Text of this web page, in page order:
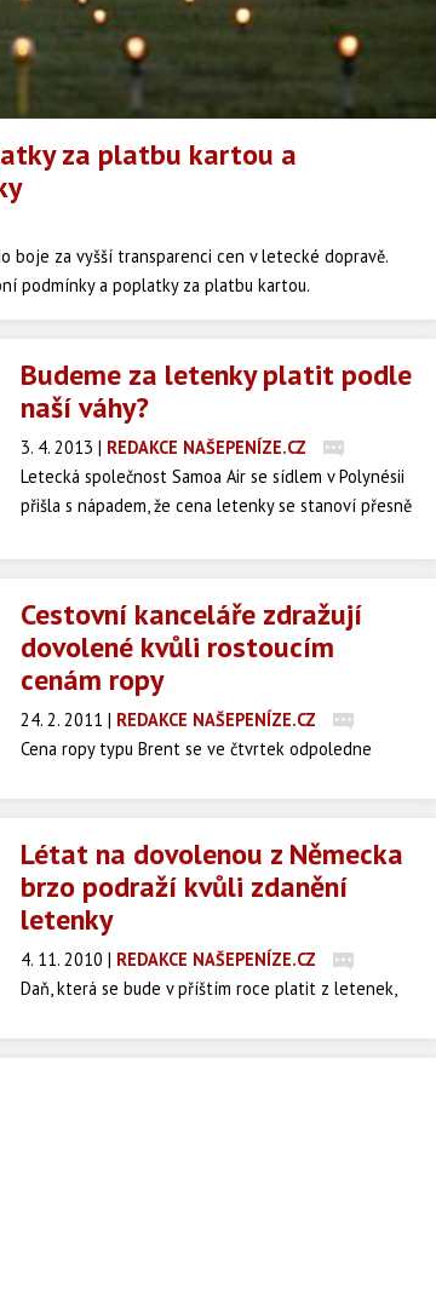
za platbu kartou a
boje za vyšší transparenci cen v letecké dopravě.
podmínky a poplatky za platbu kartou.
Budeme za letenky platit podle
naší váhy?
3. 4. 2013 | REDAKCE NAŠEPENÍZE.CZ
Letecká společnost Samoa Air se sídlem v Polynésii
přišla s nápadem, že cena letenky se stanoví přesně
Informoval o tom v úterý server BBC.
Cestovní kanceláře zdražují
dovolené kvůli rostoucím
cenám ropy
24. 2. 2011 | REDAKCE NAŠEPENÍZE.CZ
Cena ropy typu Brent se ve čtvrtek odpoledne
není letos v souvislosti s krizí v arabském světě
Létat na dovolenou z Německa
brzo podraží kvůli zdanění
letenky
4. 11. 2010 | REDAKCE NAŠEPENÍZE.CZ
Daň, která se bude v příštím roce platit z letenek,
Mezinárodního letiště v Drážďanech, ve čtvrtek